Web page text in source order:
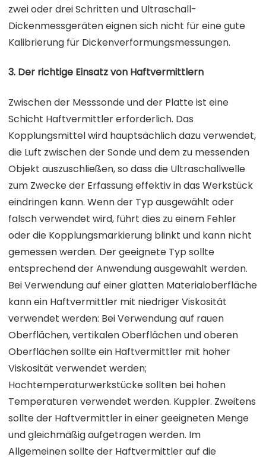
zwei oder drei Schritten und Ultraschall-
Dickenmessgeräten eignen sich nicht für eine gute
Kalibrierung für Dickenverformungsmessungen.
3. Der richtige Einsatz von Haftvermittlern
Zwischen der Messsonde und der Platte ist eine
Schicht Haftvermittler erforderlich. Das
Kopplungsmittel wird hauptsächlich dazu verwendet,
die Luft zwischen der Sonde und dem zu messenden
Objekt auszuschließen, so dass die Ultraschallwelle
zum Zwecke der Erfassung effektiv in das Werkstück
eindringen kann. Wenn der Typ ausgewählt oder
falsch verwendet wird, führt dies zu einem Fehler
oder die Kopplungsmarkierung blinkt und kann nicht
gemessen werden. Der geeignete Typ sollte
entsprechend der Anwendung ausgewählt werden.
Bei Verwendung auf einer glatten Materialoberfläche
kann ein Haftvermittler mit niedriger Viskosität
verwendet werden: Bei Verwendung auf rauen
Oberflächen, vertikalen Oberflächen und oberen
Oberflächen sollte ein Haftvermittler mit hoher
Viskosität verwendet werden;
Hochtemperaturwerkstücke sollten bei hohen
Temperaturen verwendet werden. Kuppler. Zweitens
sollte der Haftvermittler in einer geeigneten Menge
und gleichmäßig aufgetragen werden. Im
Allgemeinen sollte der Haftvermittler auf die